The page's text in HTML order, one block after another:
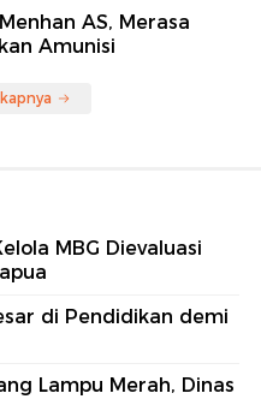
AS, Merasa
Amunisi
MBG Dievaluasi
di Pendidikan demi
Lampu Merah, Dinas